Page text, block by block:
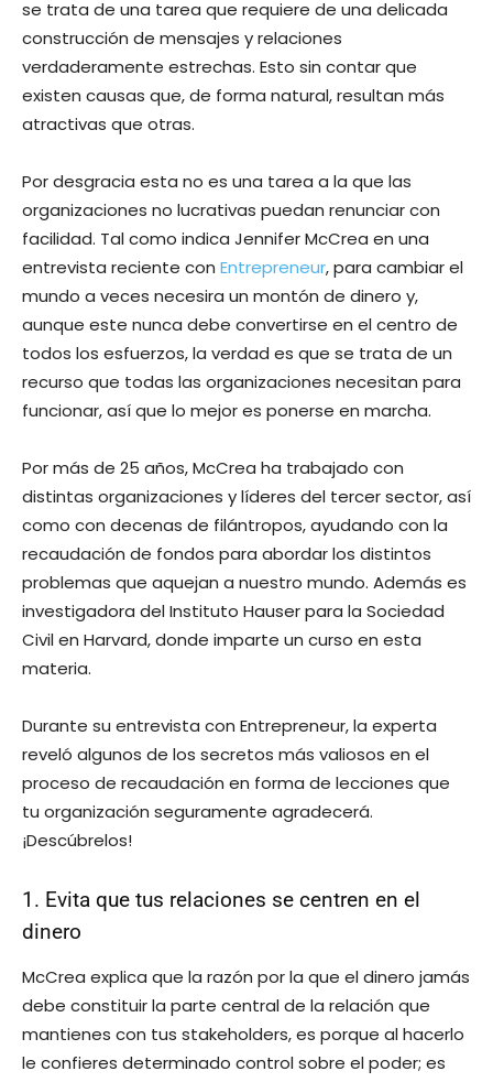
se trata de una tarea que requiere de una delicada
construcción de mensajes y relaciones
verdaderamente estrechas. Esto sin contar que
existen causas que, de forma natural, resultan más
atractivas que otras.
Por desgracia esta no es una tarea a la que las
organizaciones no lucrativas puedan renunciar con
facilidad. Tal como indica Jennifer McCrea en una
entrevista reciente con Entrepreneur, para cambiar el
mundo a veces necesira un montón de dinero y,
aunque este nunca debe convertirse en el centro de
todos los esfuerzos, la verdad es que se trata de un
recurso que todas las organizaciones necesitan para
funcionar, así que lo mejor es ponerse en marcha.
Por más de 25 años, McCrea ha trabajado con
distintas organizaciones y líderes del tercer sector, así
como con decenas de filántropos, ayudando con la
recaudación de fondos para abordar los distintos
problemas que aquejan a nuestro mundo. Además es
investigadora del Instituto Hauser para la Sociedad
Civil en Harvard, donde imparte un curso en esta
materia.
Durante su entrevista con Entrepreneur, la experta
reveló algunos de los secretos más valiosos en el
proceso de recaudación en forma de lecciones que
tu organización seguramente agradecerá.
¡Descúbrelos!
1. Evita que tus relaciones se centren en el
dinero
McCrea explica que la razón por la que el dinero jamás
debe constituir la parte central de la relación que
mantienes con tus stakeholders, es porque al hacerlo
le confieres determinado control sobre el poder; es